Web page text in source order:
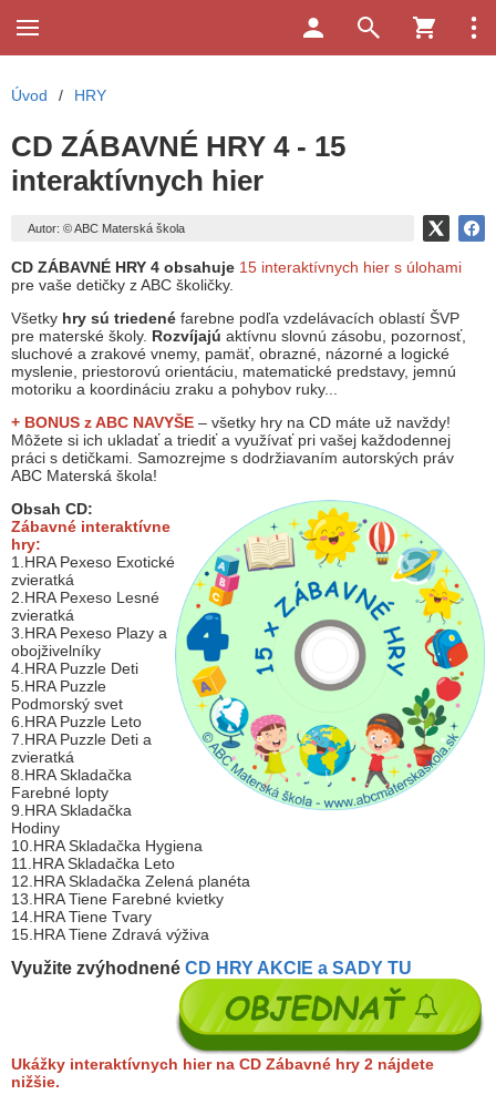
Úvod / HRY
CD ZÁBAVNÉ HRY 4 - 15
interaktívnych hier
Autor: © ABC Materská škola
CD ZÁBAVNÉ HRY 4 obsahuje 15 interaktívnych hier s úlohami
pre vaše detičky z ABC školičky.
Všetky hry sú triedené farebne podľa vzdelávacích oblastí ŠVP
pre materské školy. Rozvíjajú aktívnu slovnú zásobu, pozornosť,
sluchové a zrakové vnemy, pamäť, obrazné, názorné a logické
myslenie, priestorovú orientáciu, matematické predstavy, jemnú
motoriku a koordináciu zraku a pohybov ruky...
+ BONUS z ABC NAVYŠE – všetky hry na CD máte už navždy!
Môžete si ich ukladať a triediť a využívať pri vašej každodennej
práci s detičkami. Samozrejme s dodržiavaním autorských práv
ABC Materská škola!
Obsah CD:
Zábavné interaktívne
hry:
1.HRA Pexeso Exotické
zvieratká
2.HRA Pexeso Lesné
zvieratká
3.HRA Pexeso Plazy a
obojživelníky
4.HRA Puzzle Deti
5.HRA Puzzle
Podmorský svet
6.HRA Puzzle Leto
7.HRA Puzzle Deti a
zvieratká
8.HRA Skladačka
Farebné lopty
9.HRA Skladačka
Hodiny
10.HRA Skladačka Hygiena
11.HRA Skladačka Leto
12.HRA Skladačka Zelená planéta
13.HRA Tiene Farebné kvietky
14.HRA Tiene Tvary
15.HRA Tiene Zdravá výživa
Využite zvýhodnené CD HRY AKCIE a SADY TU
Ukážky interaktívnych hier na CD Zábavné hry 2 nájdete
nižšie.